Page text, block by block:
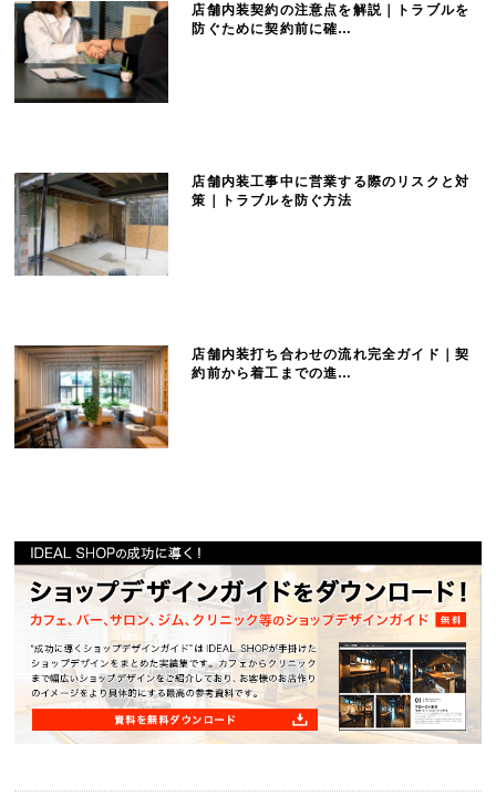
店舗内装契約の注意点を解説｜トラブルを
防ぐために契約前に確…
店舗内装工事中に営業する際のリスクと対
策｜トラブルを防ぐ方法
店舗内装打ち合わせの流れ完全ガイド｜契
約前から着工までの進…